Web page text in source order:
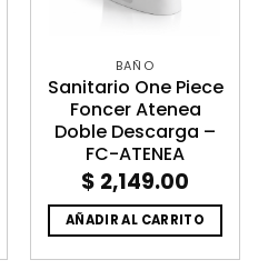
BAÑO
Sanitario One Piece
Foncer Atenea
Doble Descarga –
FC-ATENEA
$ 2,149.00
AÑADIR AL CARRITO